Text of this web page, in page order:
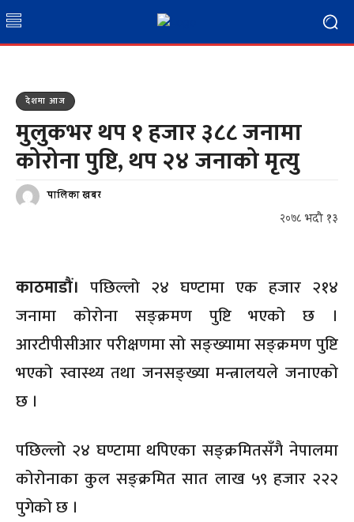
देशमा आज
मुलुकभर थप १ हजार ३८८ जनामा
कोरोना पुष्टि, थप २४ जनाको मृत्यु
पालिका खबर
२०७८ भदौ १३
काठमाडौं। पछिल्लो २४ घण्टामा एक हजार २१४
जनामा कोरोना सङ्क्रमण पुष्टि भएको छ ।
आरटीपीसीआर परीक्षणमा सो सङ्ख्यामा सङ्क्रमण पुष्टि
भएको स्वास्थ्य तथा जनसङ्ख्या मन्त्रालयले जनाएको
छ ।
पछिल्लो २४ घण्टामा थपिएका सङ्क्रमितसँगै नेपालमा
कोरोनाका कुल सङ्क्रमित सात लाख ५९ हजार २२२
पुगेको छ ।